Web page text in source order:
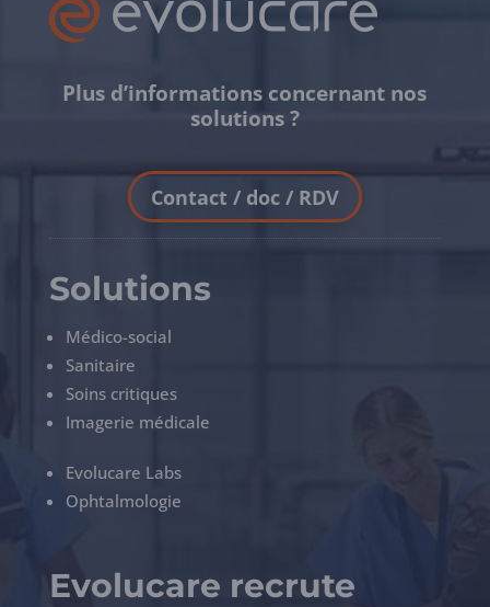
Plus d’informations concernant nos
solutions ?
Contact / doc / RDV
Solutions
Médico-social
Sanitaire
Soins critiques
Imagerie médicale
Evolucare Labs
Ophtalmologie
Evolucare recrute